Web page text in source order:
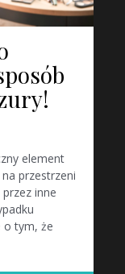
element
przestrzeni
inne
o tym, że